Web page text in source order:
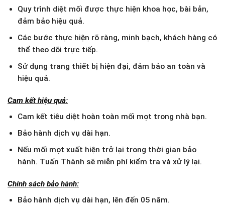
Quy trình diệt mối được thực hiện khoa học, bài bản,
đảm bảo hiệu quả.
Các bước thực hiện rõ ràng, minh bạch, khách hàng có
thể theo dõi trực tiếp.
Sử dụng trang thiết bị hiện đại, đảm bảo an toàn và
hiệu quả.
Cam kết hiệu quả:
Cam kết tiêu diệt hoàn toàn mối mọt trong nhà bạn.
Bảo hành dịch vụ dài hạn.
Nếu mối mọt xuất hiện trở lại trong thời gian bảo
hành. Tuấn Thành sẽ miễn phí kiểm tra và xử lý lại.
Chính sách bảo hành:
Bảo hành dịch vụ dài hạn, lên đến 05 năm.